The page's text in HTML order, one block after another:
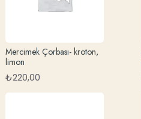
Mercimek Çorbası- kroton,
limon
₺220,00